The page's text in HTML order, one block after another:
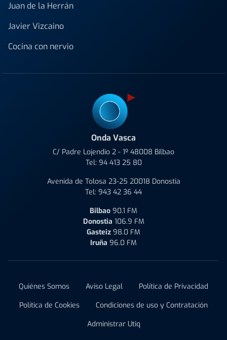
Juan de la Herrán
Javier Vizcaino
Cocina con nervio
Onda Vasca
C/ Padre Lojendio 2 - 1º 48008 Bilbao
Tel: 94 413 25 80
Avenida de Tolosa 23-25 20018 Donostia
Tel: 943 42 36 44
Bilbao 90.1 FM
Donostia 106.9 FM
Gasteiz 98.0 FM
Iruña 96.0 FM
Quiénes Somos Aviso Legal
Política de Privacidad
Política de Cookies
Condiciones de uso y Contratación
Administrar Utiq